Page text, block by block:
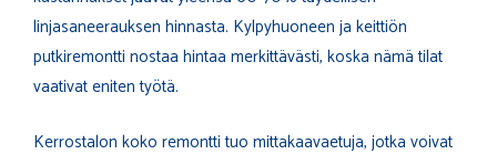
linjasaneerauksen hinnasta. Kylpyhuoneen ja keittiön
putkiremontti nostaa hintaa merkittävästi, koska nämä tilat
vaativat eniten työtä.
Kerrostalon koko remontti tuo mittakaavaetuja, jotka voivat